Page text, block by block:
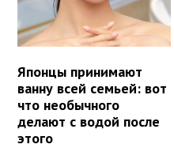
Японцы принимают
ванну всей семьей: вот
что необычного
делают с водой после
этого